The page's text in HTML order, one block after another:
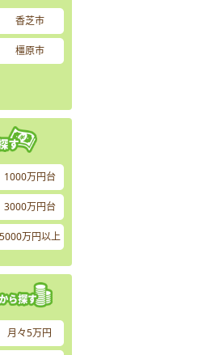
香芝市
橿原市
1000万円台
3000万円台
5000万円以上
月々5万円